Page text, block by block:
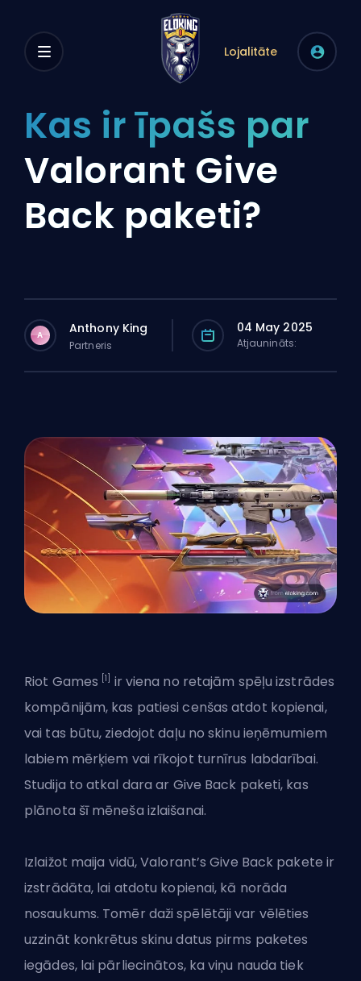
Lojalitāte
Kas ir īpašs par
Valorant Give
Back paketi?
A Anthony King
Partneris
04 May 2025
Atjaunināts:
Riot Games [1]
ir viena no retajām spēļu izstrādes
kompānijām, kas patiesi cenšas atdot kopienai,
vai tas būtu, ziedojot daļu no skinu ieņēmumiem
labiem mērķiem vai rīkojot turnīrus labdarībai.
Studija to atkal dara ar Give Back paketi, kas
plānota šī mēneša izlaišanai.
Izlaižot maija vidū,Valorant’sGive Back pakete ir
izstrādāta, lai atdotu kopienai, kā norāda
nosaukums. Tomēr daži spēlētāji var vēlēties
uzzināt konkrētus skinu datus pirms paketes
iegādes, lai pārliecinātos, ka viņu nauda tiek